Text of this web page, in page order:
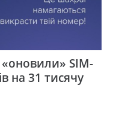
SIM-
на 31 тисячу